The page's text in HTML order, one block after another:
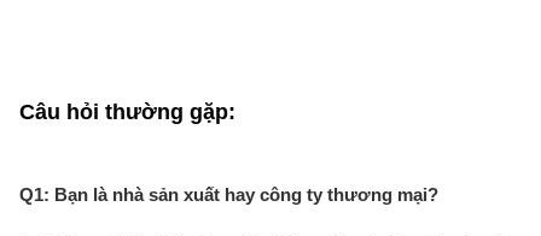
Câu hỏi thường gặp:
Q1: Bạn là nhà sản xuất hay công ty thương mại?